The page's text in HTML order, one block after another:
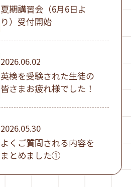
夏期講習会（6月6日よ
り）受付開始
2026.06.02
英検を受験された生徒の
皆さまお疲れ様でした！
2026.05.30
よくご質問される内容を
まとめました①